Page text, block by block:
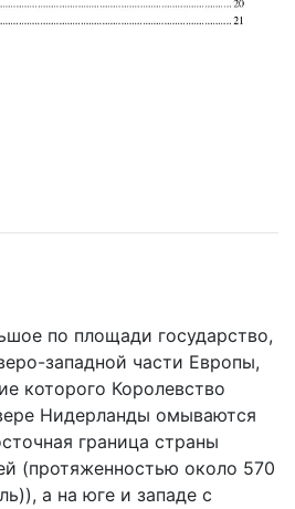
по площади госудaрство,
западной части Европы,
которого Королевство
Нидерланды омываются
граница страны
(протяженностью около 570
а на юге и западе с